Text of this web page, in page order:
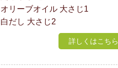
オリーブオイル 大さじ1
白だし 大さじ2
詳しくはこちら